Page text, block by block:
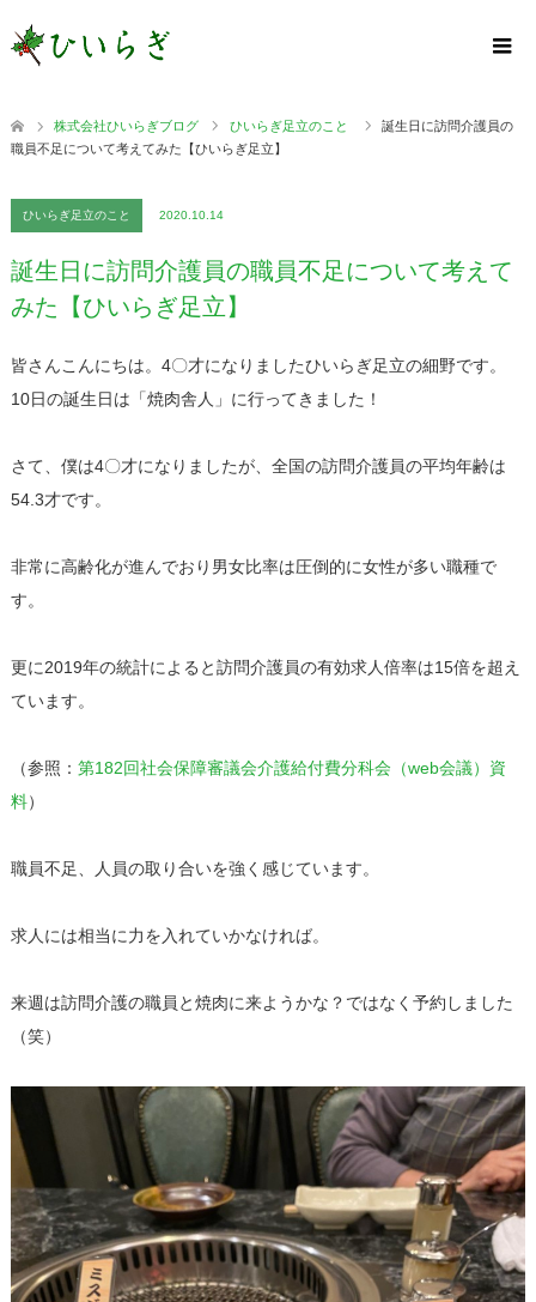
株式会社ひいらぎブログ ひいらぎ足立のこと
誕生日に訪問介護員の
職員不足について考えてみた【ひいらぎ足立】
ひいらぎ足立のこと 2020.10.14
誕生日に訪問介護員の職員不足について考えて
みた【ひいらぎ足立】
皆さんこんにちは。4〇才になりましたひいらぎ足立の細野です。
10日の誕生日は「焼肉舎人」に行ってきました！
さて、僕は4〇才になりましたが、全国の訪問介護員の平均年齢は
54.3才です。
非常に高齢化が進んでおり男女比率は圧倒的に女性が多い職種で
す。
更に2019年の統計によると訪問介護員の有効求人倍率は15倍を超え
ています。
（参照： 第182回社会保障審議会介護給付費分科会（web会議）資
料）
職員不足、人員の取り合いを強く感じています。
求人には相当に力を入れていかなければ。
来週は訪問介護の職員と焼肉に来ようかな？ではなく予約しました
（笑）